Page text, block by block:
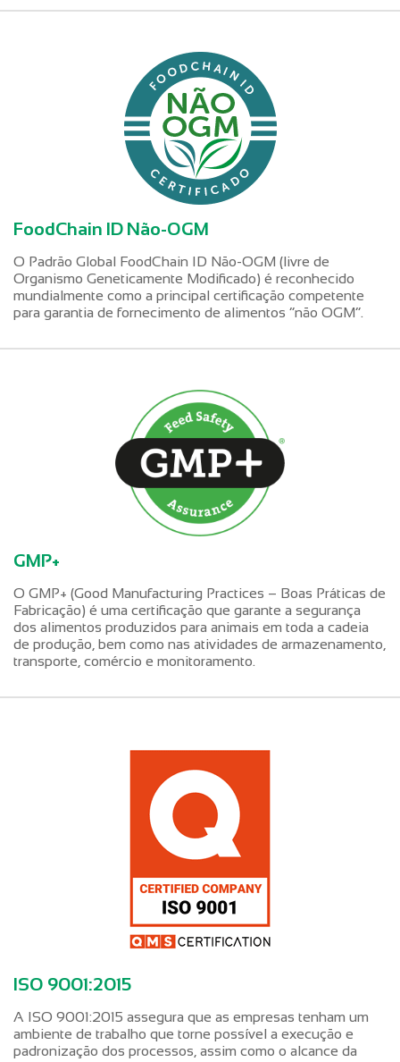
FoodChain ID Não-OGM
O Padrão Global FoodChain ID Não-OGM (livre de
Organismo Geneticamente Modificado) é reconhecido
mundialmente como a principal certificação competente
para garantia de fornecimento de alimentos “não OGM”.
GMP+
O GMP+ (Good Manufacturing Practices – Boas Práticas de
Fabricação) é uma certificação que garante a segurança
dos alimentos produzidos para animais em toda a cadeia
de produção, bem como nas atividades de armazenamento,
transporte, comércio e monitoramento.
ISO 9001:2015
A ISO 9001:2015 assegura que as empresas tenham um
ambiente de trabalho que torne possível a execução e
padronização dos processos, assim como o alcance da